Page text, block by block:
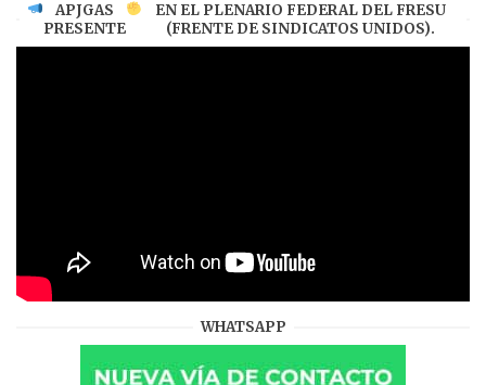
APJGAS
PRESENTE
EN EL PLENARIO FEDERAL DEL FRESU
(FRENTE DE SINDICATOS UNIDOS).
WHATSAPP